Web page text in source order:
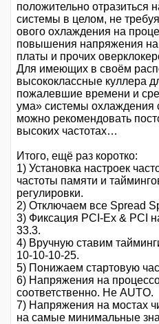
положительно отразиться
системы в целом, не
ового охлаждения на
повышения напряжения на
платы и прочих
Для имеющих в своём
высококлассные куллера
пожалевшие времени и
ума» системы охлаждения
можно рекомендовать
высоких частотах…
Итого, ещё раз коротко:
1) Установка настроек
частоты памяти и
регулировки.
2) Отключаем все Spread
3) Фиксация PCI-Ex & PCI
33.3.
4) Вручную ставим
10-10-10-25.
5) Понижаем стартовую
6) Напряжения на
соответственно. Не AUTO.
7) Напряжения на мостах
на самые минимальные